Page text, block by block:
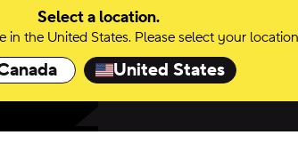
Select a location.
in the United States. Please select your
United States